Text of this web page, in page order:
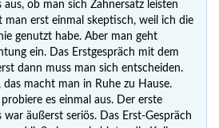
ob man sich Zahnersatz leisten
man erst einmal skeptisch, weil ich die
genutzt habe. Aber man geht
ein. Das Erstgespräch mit dem
dann muss man sich entscheiden.
macht man in Ruhe zu Hause.
es einmal aus. Der erste
war äußerst seriös. Das Erst-Gespräch